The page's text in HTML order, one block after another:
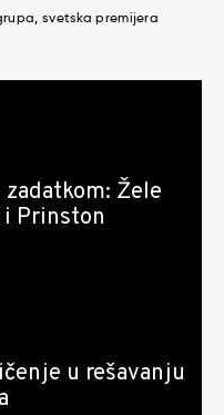
svetska premijera
Žele
i Prinston
u rešavanju